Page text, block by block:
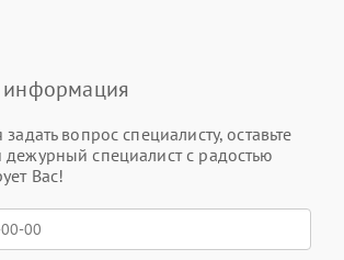
информация
задать вопрос специалисту, оставьте
специалист с радостью
Вас!